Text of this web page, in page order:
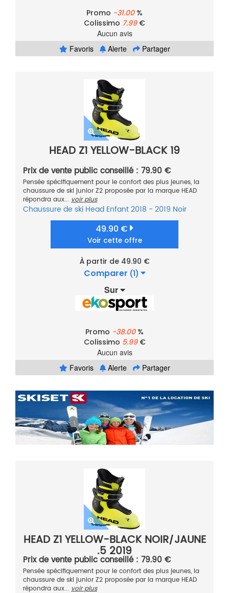
Promo -31.00%
Colissimo 7.99€
Aucun avis
Favoris
Alerte Partager
HEAD Z1 YELLOW-BLACK 19
Prix de vente public conseillé : 79.90 €
Pensée spécifiquement pour le confort des plus jeunes, la
chaussure de ski junior Z2 proposée par la marque HEAD
répondra aux... voir plus
Chaussure de ski Head Enfant2018 - 2019 Noir
49.90 €
Voir cette offre
À partir de 49.90 €
Comparer (1)
Sur
Promo -38.00%
Colissimo 5.99€
Aucun avis
Favoris
Alerte Partager
HEAD Z1 YELLOW-BLACK NOIR/JAUNE
.5 2019
Prix de vente public conseillé : 79.90 €
Pensée spécifiquement pour le confort des plus jeunes, la
chaussure de ski junior Z2 proposée par la marque HEAD
répondra aux... voir plus